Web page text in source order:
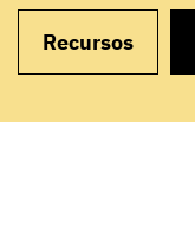
Recursos